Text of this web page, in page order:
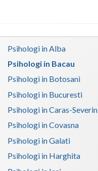
Psihologi in Alba
Psihologi in Bacau
Psihologi in Botosani
Psihologi in Bucuresti
Psihologi in Caras-Severin
Psihologi in Covasna
Psihologi in Galati
Psihologi in Harghita